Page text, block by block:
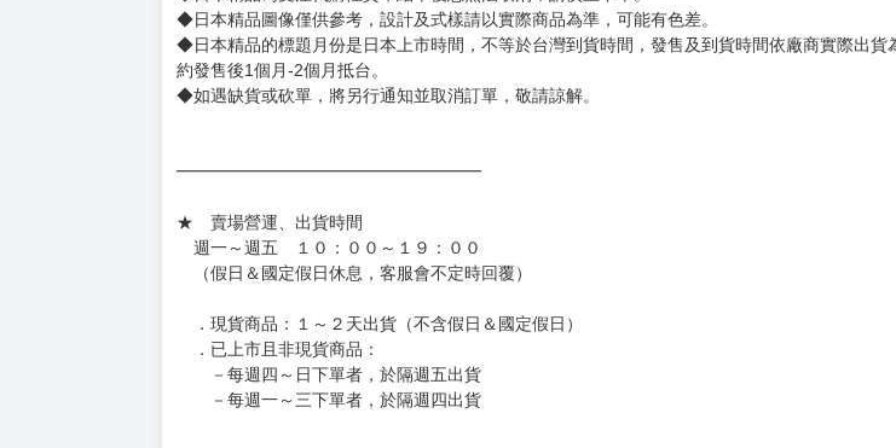
◆逾期未取且訂單取消後三個工作天內未有任何反應，將直接加入黑名單，還請下單後準時取貨。
◆書籍贈品&上市日、依出版社最終公布為主。
有時會上市前更改贈品內容或延後出版，還請注意。
◆網路購物取貨後開箱時建議全程錄影拍照存證，以保障買賣家雙方權益。
訂金金額將退回至買動漫錢包。
◆日本精品為受注代購性質，結單後恕無法取消，請慎重下單。
◆日本精品圖像僅供參考，設計及式樣請以實際商品為準，可能有色差。
約發售後1個月-2個月抵台。
◆如遇缺貨或砍單，將另行通知並取消訂單，敬請諒解。